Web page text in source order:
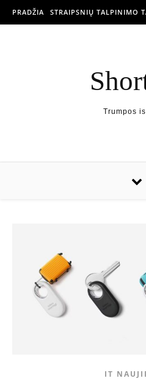
PRADŽIA STRAIPSNIŲ TALPINIMO
Trumpos
IT